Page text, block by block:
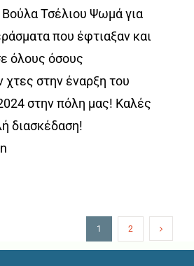
Τσέλιου Ψωμά για
που έφτιαξαν και
όλους όσους
στην έναρξη του
στην πόλη μας! Καλές
διασκέδαση!
1 2